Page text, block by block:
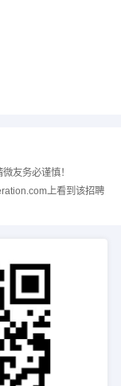
友务必谨慎！
上看到该招聘